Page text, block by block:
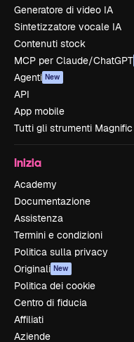
Generatore di video IA
Sintetizzatore vocale IA
Contenuti stock
MCP per Claude/ChatGPT
Agenti New
API
App mobile
Tutti gli strumenti Magnific
Inizia
Academy
Documentazione
Assistenza
Termini e condizioni
Politica sulla privacy
Originali New
Politica dei cookie
Centro di fiducia
Affiliati
Aziende